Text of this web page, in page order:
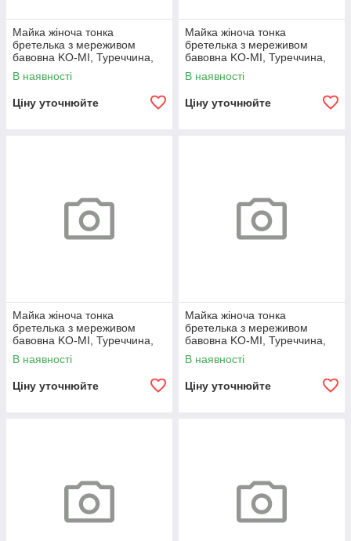
Майка жіноча тонка
бретелька з мереживом
бавовна KO-MI, Туреччина,
розміри M, бежева, 08026
В наявності
Ціну уточнюйте
Майка жіноча тонка
бретелька з мереживом
бавовна KO-MI, Туреччина,
розміри M, біла, 08021
В наявності
Ціну уточнюйте
Майка жіноча тонка
бретелька з мереживом
бавовна KO-MI, Туреччина,
розміри M, чорна, 08016
В наявності
Ціну уточнюйте
Майка жіноча тонка
бретелька з мереживом
бавовна KO-MI, Туреччина,
розміри S, бежева, 08025
В наявності
Ціну уточнюйте